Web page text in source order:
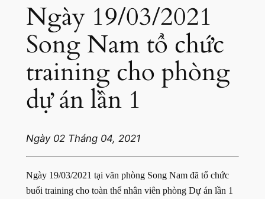
Ngày 19/03/2021
Song Nam tổ chức
training cho phòng
dự án lần 1
Ngày 02 Tháng 04, 2021
Ngày 19/03/2021 tại văn phòng Song Nam đã tổ chức
buổi training cho toàn thể nhân viên phòng Dự án lần 1